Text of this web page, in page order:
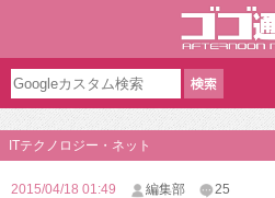
ITテクノロジー・ネット
2015/04/18 01:49 編集部 25